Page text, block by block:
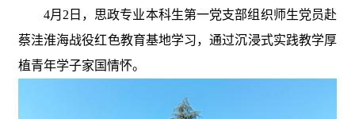
4月2日，思政专业本科生第一党支部组织师生党员赴
蔡洼淮海战役红色教育基地学习，通过沉浸式实践教学厚
植青年学子家国情怀。